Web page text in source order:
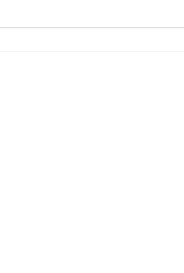
endometriose peritoneal...